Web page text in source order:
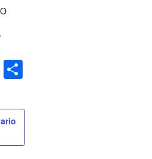
WhatsApp